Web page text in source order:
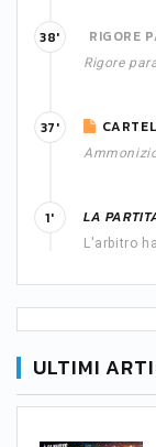
RIGORE
Rigore
38'
37'
LA
L'arbitro
1'
ULTIMI